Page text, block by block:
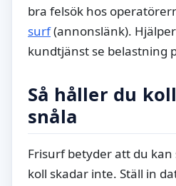
bra felsök hos
surf(annonslänk).
kundtjänst se belastning
Så håller du
snåla
Frisurf betyder att du
koll skadar inte. Ställ in